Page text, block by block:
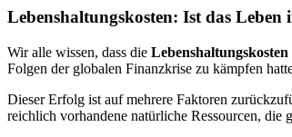
Lebenshaltungskosten: Ist das Leben
Wir alle wissen, dass die
Folgen der globalen Finanzkrise zu kämpfen
Dieser Erfolg ist auf mehrere Faktoren
reichlich vorhandene natürliche Ressourcen,